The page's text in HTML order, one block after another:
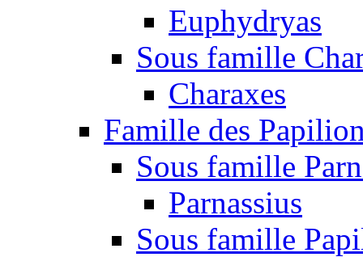
Euphydryas
Sous famille
Charaxes
Famille des
Sous famille
Parnassius
Sous famille